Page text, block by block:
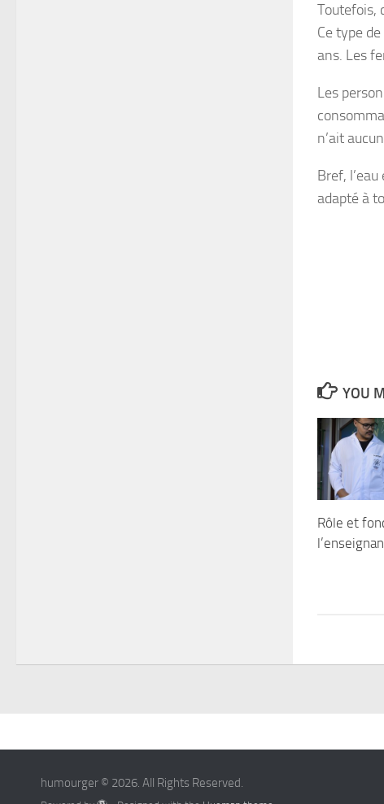
Toutefois,
Ce type
ans. Les
Les
n’ait
Bref,
adapté à
YOU
Rôle et
humourger © 2026. All Rights Reserved.